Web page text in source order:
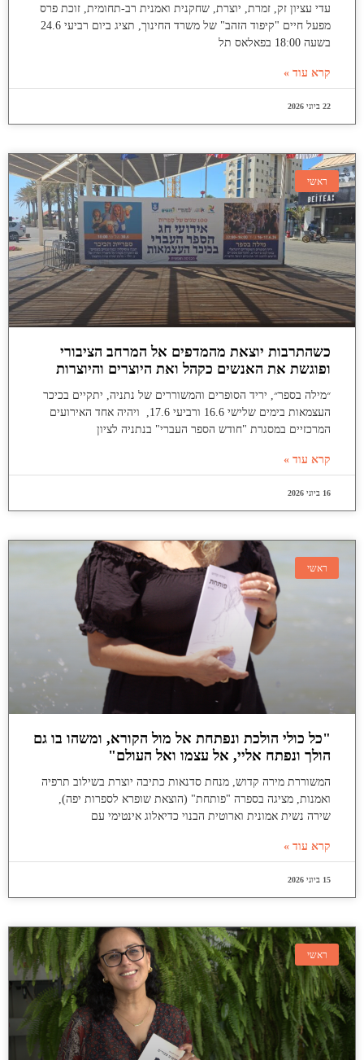
עדי עציון זק, זמרת, יוצרת, שחקנית ואמנית רב-תחומית, זוכת פרס
מפעל חיים "קיפוד הזהב" של משרד החינוך, תציג ביום רביעי 24.6
בשעה 18:00 בפאלאס תל
קרא עוד »
22 ביוני 2026
ראשי
כשהתרבות יוצאת מהמדפים אל המרחב הציבורי
ופוגשת את האנשים כקהל ואת היוצרים והיוצרות
״מילה בספר״, יריד הסופרים והמשוררים של נתניה, יתקיים בכיכר
העצמאות בימים שלישי 16.6 ורביעי 17.6, ויהיה אחד האירועים
המרכזיים במסגרת "חודש הספר העברי" בנתניה לציון
קרא עוד »
16 ביוני 2026
ראשי
"כל כולי הולכת ונפתחת אל מול הקורא, ומשהו בו גם
הולך ונפתח אליי, אל עצמו ואל העולם"
המשוררת מירה קדוש, מנחת סדנאות כתיבה יוצרת בשילוב תרפיה
ואמנות, מציגה בספרה "פותחת" (הוצאת שופרא לספרות יפה),
שירה נשית אמונית וארוטית הבנוי כדיאלוג אינטימי עם
קרא עוד »
15 ביוני 2026
ראשי